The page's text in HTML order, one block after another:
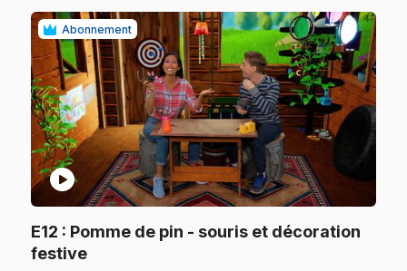
Abonnement
play_circle
E12 : Pomme de pin - souris et décoration
festive.